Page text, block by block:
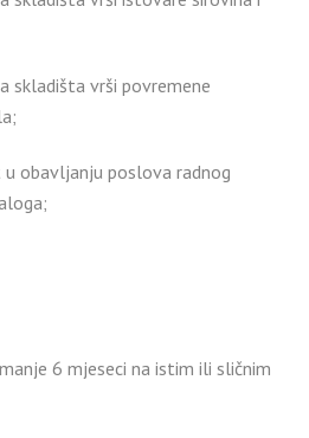
vrši povremene
poslova radnog
6 mjeseci na istim ili sličnim